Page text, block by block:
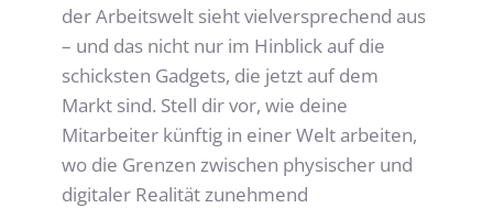
der Arbeitswelt sieht vielversprechend aus
– und das nicht nur im Hinblick auf die
schicksten Gadgets, die jetzt auf dem
Markt sind. Stell dir vor, wie deine
Mitarbeiter künftig in einer Welt arbeiten,
wo die Grenzen zwischen physischer und
digitaler Realität zunehmend